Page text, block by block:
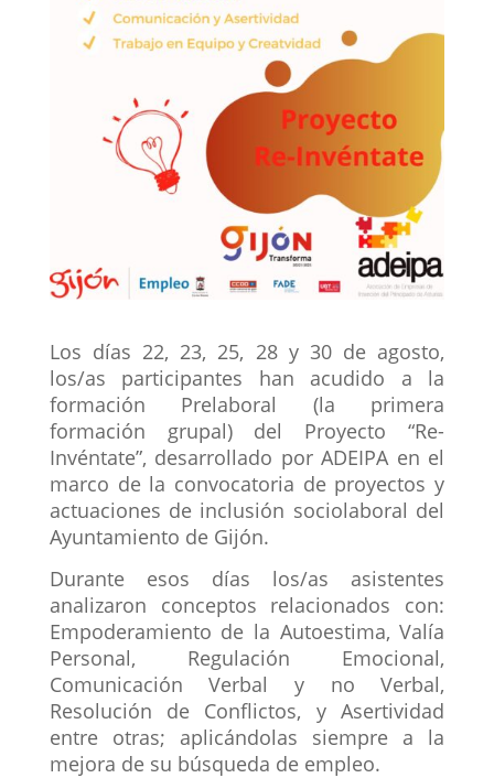
Los días 22, 23, 25, 28 y 30 de agosto,
los/as participantes han acudido a la
formación Prelaboral (la primera
formación grupal) del Proyecto “Re-
Invéntate”, desarrollado por ADEIPA en el
marco de la convocatoria de proyectos y
actuaciones de inclusión sociolaboral del
Ayuntamiento de Gijón.
Durante esos días los/as asistentes
analizaron conceptos relacionados con:
Empoderamiento de la Autoestima, Valía
Personal, Regulación Emocional,
Comunicación Verbal y no Verbal,
Resolución de Conflictos, y Asertividad
entre otras; aplicándolas siempre a la
mejora de su búsqueda de empleo.